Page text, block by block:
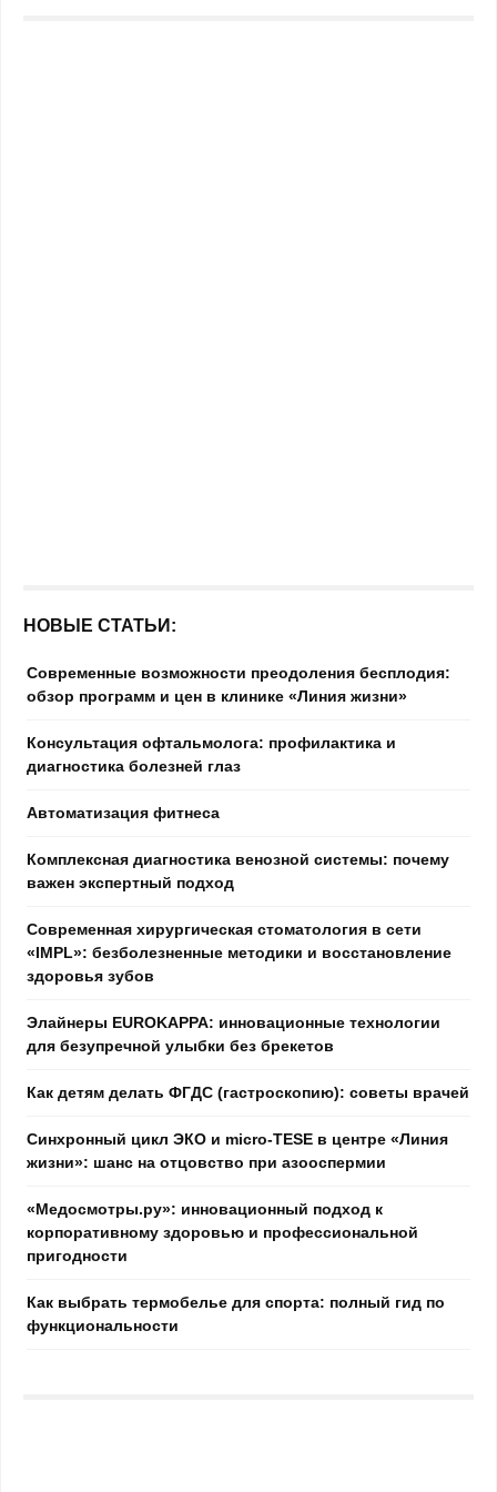
НОВЫЕ СТАТЬИ:
Современные возможности преодоления бесплодия:
обзор программ и цен в клинике «Линия жизни»
Консультация офтальмолога: профилактика и
диагностика болезней глаз
Автоматизация фитнеса
Комплексная диагностика венозной системы: почему
важен экспертный подход
Современная хирургическая стоматология в сети
«IMPL»: безболезненные методики и восстановление
здоровья зубов
Элайнеры EUROKAPPA: инновационные технологии
для безупречной улыбки без брекетов
Как детям делать ФГДС (гастроскопию): советы врачей
Синхронный цикл ЭКО и micro-TESE в центре «Линия
жизни»: шанс на отцовство при азооспермии
«Медосмотры.ру»: инновационный подход к
корпоративному здоровью и профессиональной
пригодности
Как выбрать термобелье для спорта: полный гид по
функциональности